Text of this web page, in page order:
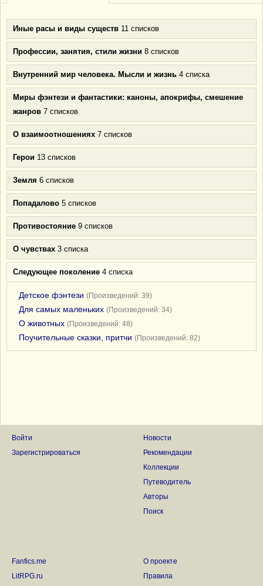
Иные расы и виды существ 11 списков
Профессии, занятия, стили жизни 8 списков
Внутренний мир человека. Мысли и жизнь 4 списка
Миры фэнтези и фантастики: каноны, апокрифы, смешение
жанров 7 списков
О взаимоотношениях 7 списков
Герои 13 списков
Земля 6 списков
Попадалово 5 списков
Противостояние 9 списков
О чувствах 3 списка
Следующее поколение 4 списка
Детское фэнтези (Произведений: 39)
Для самых маленьких (Произведений: 34)
О животных (Произведений: 48)
Поучительные сказки, притчи (Произведений: 82)
Войти
Зарегистрироваться
Новости
Рекомендации
Коллекции
Путеводитель
Авторы
Поиск
Fanfics.me
LitRPG.ru
О проекте
Правила